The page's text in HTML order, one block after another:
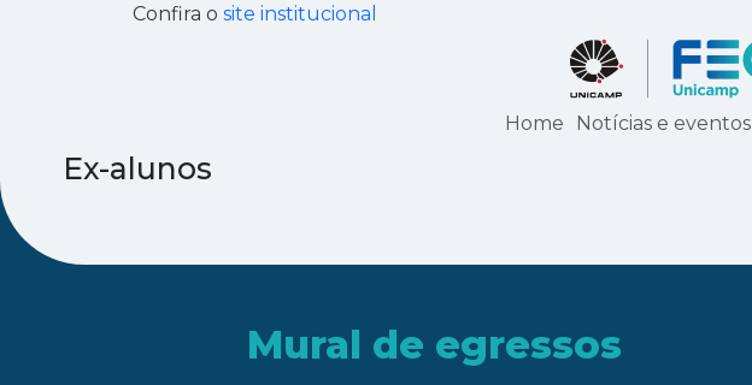
Confira o site institucional
Home Notícias e eventos
Ex-alunos
Mural de egressos